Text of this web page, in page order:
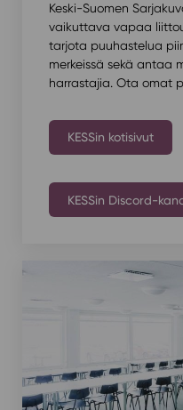
Keski-Suomen
vaikuttava vapaa
tarjota puuhastelua
merkeissä sekä antaa
harrastajia. Ota omat
KESSin kotisivut
KESSin Discord-